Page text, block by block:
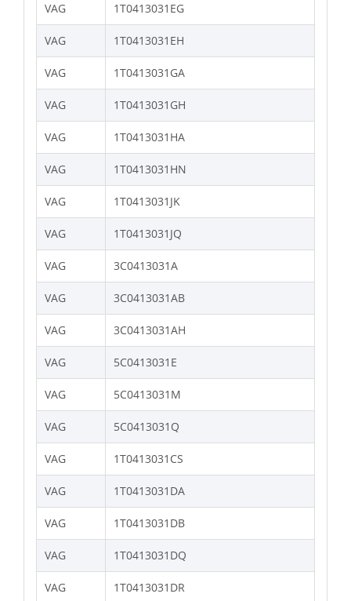
VAG 1T0413031EG
VAG 1T0413031EH
VAG 1T0413031GA
VAG 1T0413031GH
VAG 1T0413031HA
VAG 1T0413031HN
VAG 1T0413031JK
VAG 1T0413031JQ
VAG 3C0413031A
VAG 3C0413031AB
VAG 3C0413031AH
VAG 5C0413031E
VAG 5C0413031M
VAG 5C0413031Q
VAG 1T0413031CS
VAG 1T0413031DA
VAG 1T0413031DB
VAG 1T0413031DQ
VAG 1T0413031DR